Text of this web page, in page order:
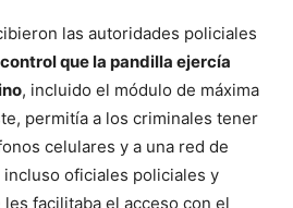
las autoridades policiales
que la pandilla ejercía
, incluido el módulo de máxima
permitía a los criminales tener
celulares y a una red de
oficiales policiales y
facilitaba el acceso con el